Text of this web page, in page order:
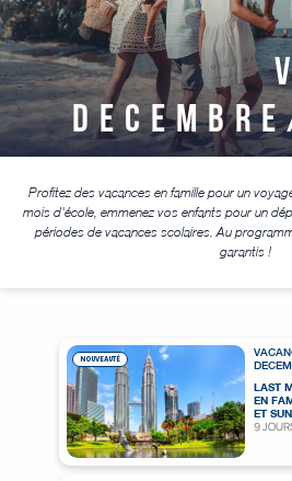
Profitez des vacances en famille pour un
mois d'école, emmenez vos enfants pour un
périodes de vacances scolaires. Au
garantis !
LAST
EN
ET
9
NOUVEAUTÉ